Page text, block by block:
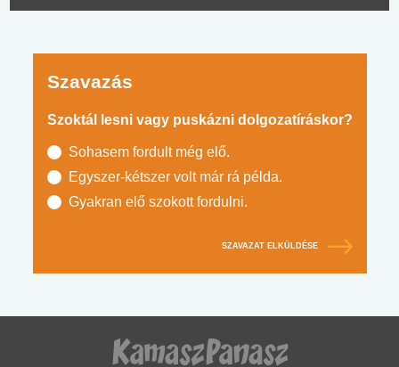
Szavazás
Szoktál lesni vagy puskázni dolgozatíráskor?
Sohasem fordult még elő.
Egyszer-kétszer volt már rá példa.
Gyakran elő szokott fordulni.
SZAVAZAT ELKÜLDÉSE